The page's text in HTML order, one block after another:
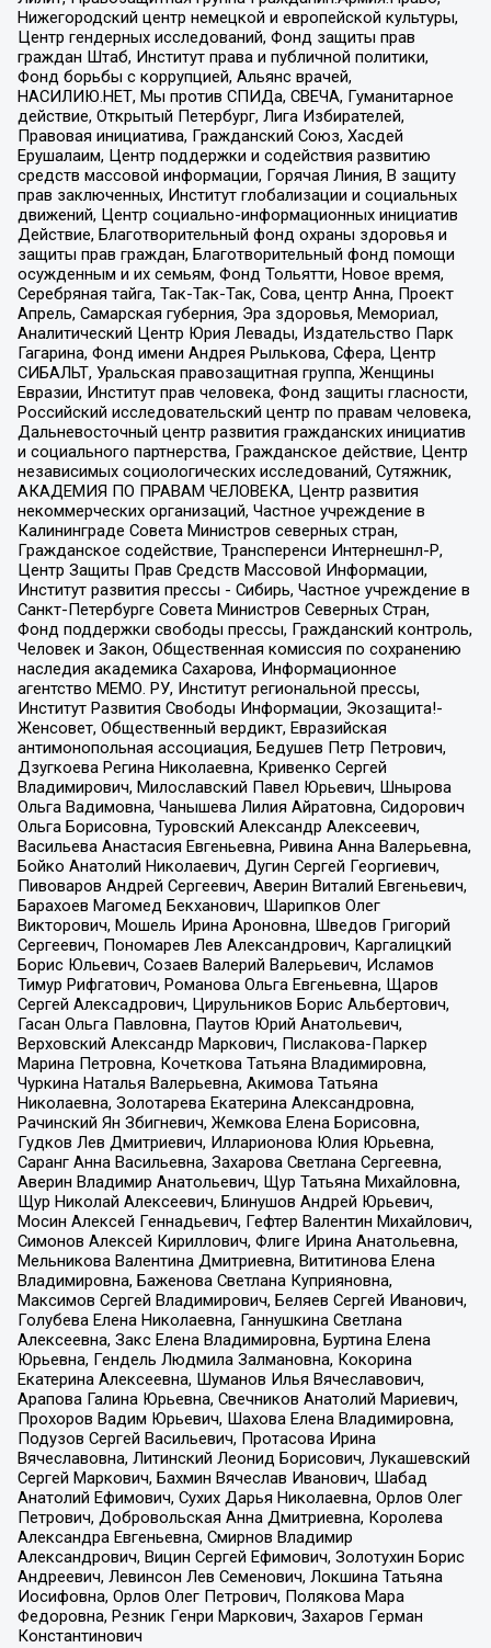
Нижегородский центр немецкой и европейской культуры,
Центр гендерных исследований, Фонд защиты прав
граждан Штаб, Институт права и публичной политики,
Фонд борьбы с коррупцией, Альянс врачей,
НАСИЛИЮ.НЕТ, Мы против СПИДа, СВЕЧА, Гуманитарное
действие, Открытый Петербург, Лига Избирателей,
Правовая инициатива, Гражданский Союз, Хасдей
Ерушалаим, Центр поддержки и содействия развитию
средств массовой информации, Горячая Линия, В защиту
прав заключенных, Институт глобализации и социальных
движений, Центр социально-информационных инициатив
Действие, Благотворительный фонд охраны здоровья и
защиты прав граждан, Благотворительный фонд помощи
осужденным и их семьям, Фонд Тольятти, Новое время,
Серебряная тайга, Так-Так-Так, Сова, центр Анна, Проект
Апрель, Самарская губерния, Эра здоровья, Мемориал,
Аналитический Центр Юрия Левады, Издательство Парк
Гагарина, Фонд имени Андрея Рылькова, Сфера, Центр
СИБАЛЬТ, Уральская правозащитная группа, Женщины
Евразии, Институт прав человека, Фонд защиты гласности,
Российский исследовательский центр по правам человека,
Дальневосточный центр развития гражданских инициатив
и социального партнерства, Гражданское действие, Центр
независимых социологических исследований, Сутяжник,
АКАДЕМИЯ ПО ПРАВАМ ЧЕЛОВЕКА, Центр развития
некоммерческих организаций, Частное учреждение в
Калининграде Совета Министров северных стран,
Гражданское содействие, Трансперенси Интернешнл-Р,
Центр Защиты Прав Средств Массовой Информации,
Институт развития прессы - Сибирь, Частное учреждение в
Санкт-Петербурге Совета Министров Северных Стран,
Фонд поддержки свободы прессы, Гражданский контроль,
Человек и Закон, Общественная комиссия по сохранению
наследия академика Сахарова, Информационное
агентство МЕМО. РУ, Институт региональной прессы,
Институт Развития Свободы Информации, Экозащита!-
Женсовет, Общественный вердикт, Евразийская
антимонопольная ассоциация, Бедушев Петр Петрович,
Дзугкоева Регина Николаевна, Кривенко Сергей
Владимирович, Милославский Павел Юрьевич, Шнырова
Ольга Вадимовна, Чанышева Лилия Айратовна, Сидорович
Ольга Борисовна, Туровский Александр Алексеевич,
Васильева Анастасия Евгеньевна, Ривина Анна Валерьевна,
Бойко Анатолий Николаевич, Дугин Сергей Георгиевич,
Пивоваров Андрей Сергеевич, Аверин Виталий Евгеньевич,
Барахоев Магомед Бекханович, Шарипков Олег
Викторович, Мошель Ирина Ароновна, Шведов Григорий
Сергеевич, Пономарев Лев Александрович, Каргалицкий
Борис Юльевич, Созаев Валерий Валерьевич, Исламов
Тимур Рифгатович, Романова Ольга Евгеньевна, Щаров
Сергей Алексадрович, Цирульников Борис Альбертович,
Гасан Ольга Павловна, Паутов Юрий Анатольевич,
Верховский Александр Маркович, Пислакова-Паркер
Марина Петровна, Кочеткова Татьяна Владимировна,
Чуркина Наталья Валерьевна, Акимова Татьяна
Николаевна, Золотарева Екатерина Александровна,
Рачинский Ян Збигневич, Жемкова Елена Борисовна,
Гудков Лев Дмитриевич, Илларионова Юлия Юрьевна,
Саранг Анна Васильевна, Захарова Светлана Сергеевна,
Аверин Владимир Анатольевич, Щур Татьяна Михайловна,
Щур Николай Алексеевич, Блинушов Андрей Юрьевич,
Мосин Алексей Геннадьевич, Гефтер Валентин Михайлович,
Симонов Алексей Кириллович, Флиге Ирина Анатольевна,
Мельникова Валентина Дмитриевна, Вититинова Елена
Владимировна, Баженова Светлана Куприяновна,
Максимов Сергей Владимирович, Беляев Сергей Иванович,
Голубева Елена Николаевна, Ганнушкина Светлана
Алексеевна, Закс Елена Владимировна, Буртина Елена
Юрьевна, Гендель Людмила Залмановна, Кокорина
Екатерина Алексеевна, Шуманов Илья Вячеславович,
Арапова Галина Юрьевна, Свечников Анатолий Мариевич,
Прохоров Вадим Юрьевич, Шахова Елена Владимировна,
Подузов Сергей Васильевич, Протасова Ирина
Вячеславовна, Литинский Леонид Борисович, Лукашевский
Сергей Маркович, Бахмин Вячеслав Иванович, Шабад
Анатолий Ефимович, Сухих Дарья Николаевна, Орлов Олег
Петрович, Добровольская Анна Дмитриевна, Королева
Александра Евгеньевна, Смирнов Владимир
Александрович, Вицин Сергей Ефимович, Золотухин Борис
Андреевич, Левинсон Лев Семенович, Локшина Татьяна
Иосифовна, Орлов Олег Петрович, Полякова Мара
Федоровна, Резник Генри Маркович, Захаров Герман
Константинович